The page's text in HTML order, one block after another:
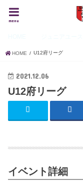
menu
HOME U12府リーグ
2021.12.06
U12府リーグ
イベント詳細